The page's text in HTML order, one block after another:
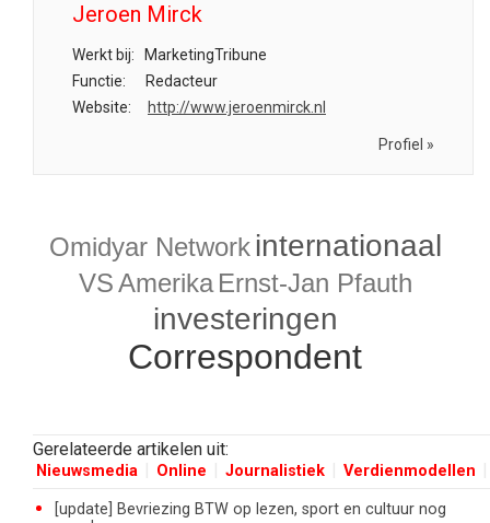
Jeroen Mirck
Werkt bij:
MarketingTribune
Functie:
Redacteur
Website:
http://www.jeroenmirck.nl
Profiel »
Omidyar Network internationaal
VSAmerika Ernst-Jan Pfauth
investeringen
Correspondent
Gerelateerde artikelen uit:
Nieuwsmedia Online Journalistiek Verdienmodellen
[update] Bevriezing BTW op lezen, sport en cultuur nog